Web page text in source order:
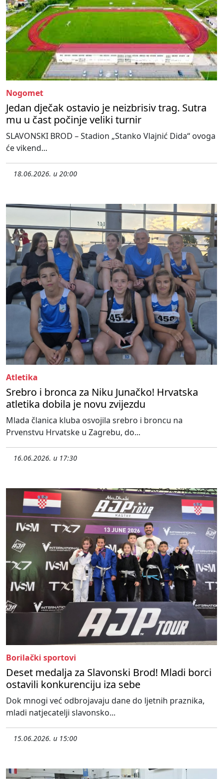
Nogomet
Jedan dječak ostavio je neizbrisiv trag. Sutra
mu u čast počinje veliki turnir
SLAVONSKI BROD – Stadion „Stanko Vlajnić Dida“ ovoga
će vikend...
18.06.2026. u 20:00
Atletika
Srebro i bronca za Niku Junačko! Hrvatska
atletika dobila je novu zvijezdu
Mlada članica kluba osvojila srebro i broncu na
Prvenstvu Hrvatske u Zagrebu, do...
16.06.2026. u 17:30
Borilački sportovi
Deset medalja za Slavonski Brod! Mladi borci
ostavili konkurenciju iza sebe
Dok mnogi već odbrojavaju dane do ljetnih praznika,
mladi natjecatelji slavonsko...
15.06.2026. u 15:00